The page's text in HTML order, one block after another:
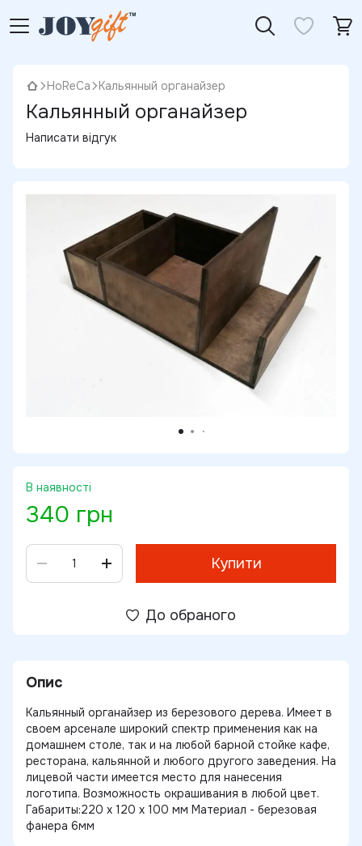
HoReCa Кальянный органайзер
Кальянный органайзер
Написати відгук
В наявності
340 грн
Купити
До обраного
Опис
Кальянный органайзер из березового дерева. Имеет в
своем арсенале широкий спектр применения как на
домашнем столе, так и на любой барной стойке кафе,
ресторана, кальянной и любого другого заведения. На
лицевой части имеется место для нанесения
логотипа. Возможность окрашивания в любой цвет.
Габариты:220 х 120 х 100 мм Материал - березовая
фанера 6мм